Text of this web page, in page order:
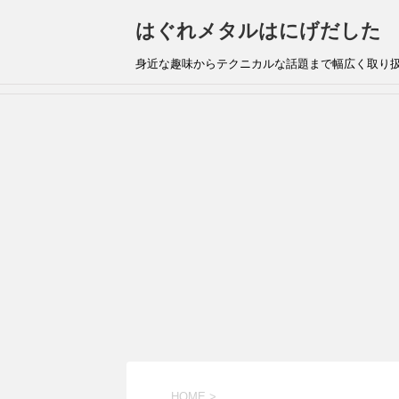
はぐれメタルはにげだした
身近な趣味からテクニカルな話題まで幅広く取り